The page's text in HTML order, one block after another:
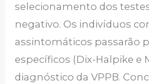
selecionamento dos
negativo. Os indivíduos
assintomáticos passarão
específicos (Dix-Halpike e
diagnóstico da VPPB.